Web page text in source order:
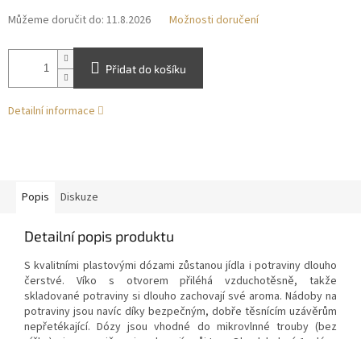
Můžeme doručit do: 11.8.2026 Možnosti doručení
Přidat do košíku
Detailní informace
Popis Diskuze
Detailní popis produktu
S kvalitními plastovými dózami zůstanou jídla i potraviny dlouho
čerstvé. Víko s otvorem přiléhá vzduchotěsně, takže
skladované potraviny si dlouho zachovají své aroma. Nádoby na
potraviny jsou navíc díky bezpečným, dobře těsnícím uzávěrům
nepřetékající. Dózy jsou vhodné do mikrovlnné trouby (bez